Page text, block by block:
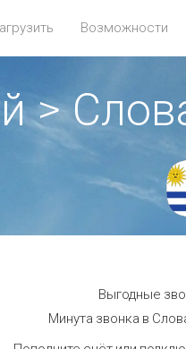
Возможности
>
Выгодные
Минута звонка в